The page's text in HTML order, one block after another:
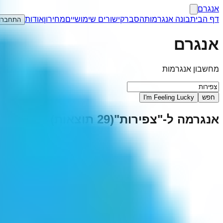
אנגרם
דף הביתבונה אנגרמותהסברקישורים שימושייםמחירוןאודות
אנגרם
מחשבון אנגרמות
חפש I'm Feeling Lucky
אנגרמה ל-"צפירות"
(
29תוצאות)